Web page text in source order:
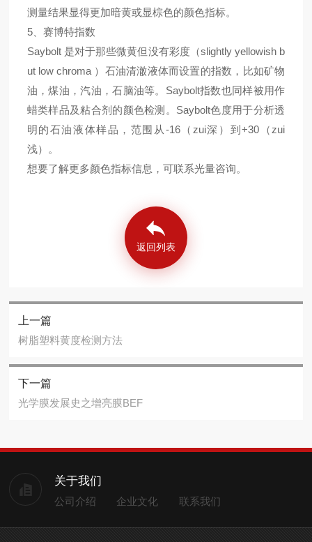
测量结果显得更加暗黄或显棕色的颜色指标。
5、赛博特指数
Saybolt 是对于那些微黄但没有彩度（slightly yellowish b
ut low chroma ）石油清澈液体而设置的指数，比如矿物
油，煤油，汽油，石脑油等。Saybolt指数也同样被用作
蜡类样品及粘合剂的颜色检测。Saybolt色度用于分析透
明的石油液体样品，范围从-16（zui深）到+30（zui
浅）。
想要了解更多颜色指标信息，可联系光量咨询。
返回列表
上一篇
树脂塑料黄度检测方法
下一篇
光学膜发展史之增亮膜BEF
关于我们
公司介绍 企业文化 联系我们